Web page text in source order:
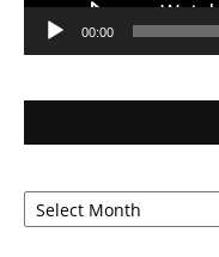
00:00
Arsip
Berita